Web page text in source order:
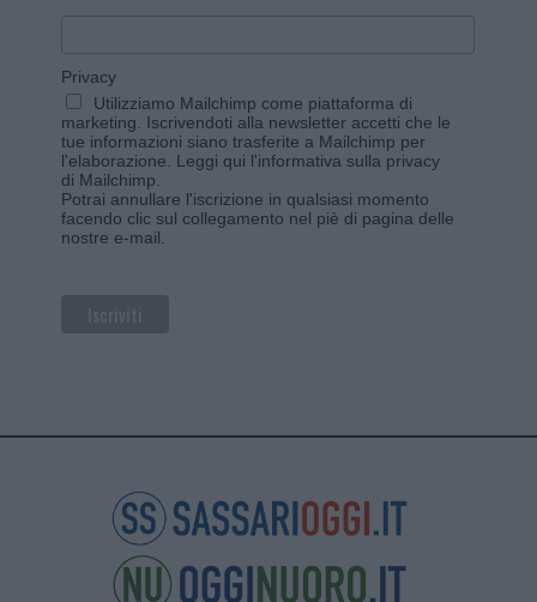
Privacy
Utilizziamo Mailchimp come piattaforma di
marketing. Iscrivendoti alla newsletter accetti che le
tue informazioni siano trasferite a Mailchimp per
l'elaborazione. Leggi qui l'informativa sulla privacy
di Mailchimp
Potrai annullare l'iscrizione in qualsiasi momento
facendo clic sul collegamento nel piè di pagina delle
nostre e-mail.